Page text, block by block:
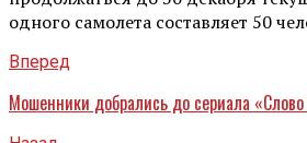
одного самолета составляет 50
Вперед
Мошенники добрались до сериала